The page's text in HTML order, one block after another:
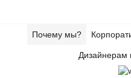
Почему мы?
Дизайнерам